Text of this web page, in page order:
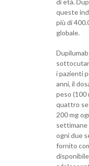
di età.
queste
più di
globale.
i pazienti
anni, il
peso (100
quattro
200 mg
settimane
ogni due
fornito